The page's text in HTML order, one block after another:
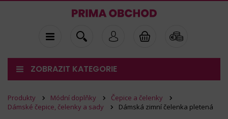
ZOBRAZIT KATEGORIE
Produkty Módní doplňky
Čepice a čelenky
Dámské čepice, čelenky a sady
Dámská zimní čelenka pletená